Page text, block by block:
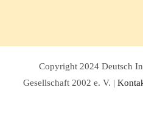
Copyright 2024 Deutsch
Gesellschaft 2002 e. V. |